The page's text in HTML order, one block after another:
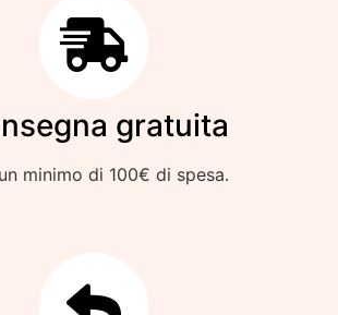
gratuita
minimo di 100€ di spesa.